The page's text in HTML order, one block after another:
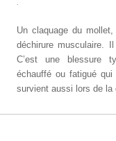
Un claquage du
déchirure musculaire.
C’est une blessure
échauffé ou fatigué
survient aussi lors de la